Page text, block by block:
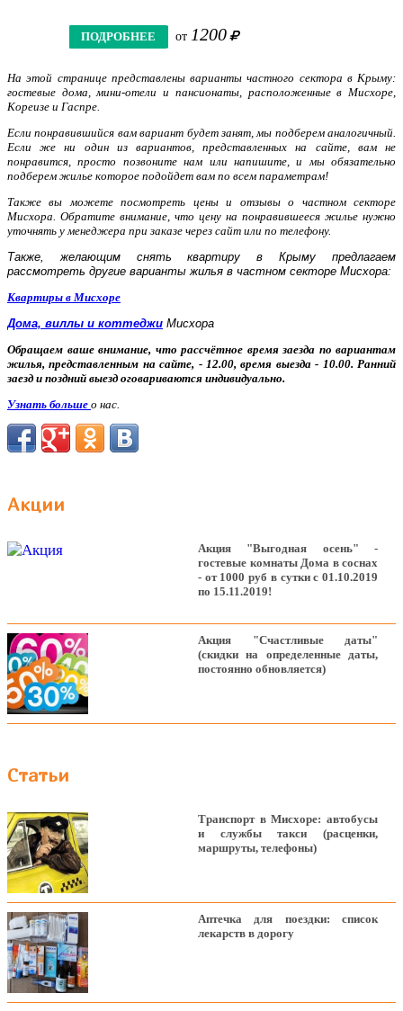
ПОДРОБНЕЕ от 1200
На этой странице представлены варианты частного сектора в Крыму:
гостевые дома, мини-отели и пансионаты, расположенные в Мисхоре,
Кореизе и Гаспре.
Если понравившийся вам вариант будет занят, мы подберем аналогичный.
Если же ни один из вариантов, представленных на сайте, вам не
понравится, просто позвоните нам или напишите, и мы обязательно
подберем жилье которое подойдет вам по всем параметрам!
Также вы можете посмотреть цены и отзывы о частном секторе
Мисхора. Обратите внимание, что цену на понравившееся жилье нужно
уточнять у менеджера при заказе через сайт или по телефону.
Также, желающим снять квартиру в Крыму предлагаем
рассмотреть другие варианты жилья в частном секторе Мисхора:
Квартиры в Мисхоре
Дома, виллы и коттеджи Мисхора
Обращаем ваше внимание, что рассчётное время заезда по вариантам
жилья, представленным на сайте, - 12.00, время выезда - 10.00. Ранний
заезд и поздний выезд оговариваются индивидуально.
Узнать больше о нас.
Акции
Акция "Выгодная осень" -
гостевые комнаты Дома в соснах
- от 1000 руб в сутки с 01.10.2019
по 15.11.2019!
Акция "Счастливые даты"
(скидки на определенные даты,
постоянно обновляется)
Статьи
Транспорт в Мисхоре: автобусы
и службы такси (расценки,
маршруты, телефоны)
Аптечка для поездки: список
лекарств в дорогу